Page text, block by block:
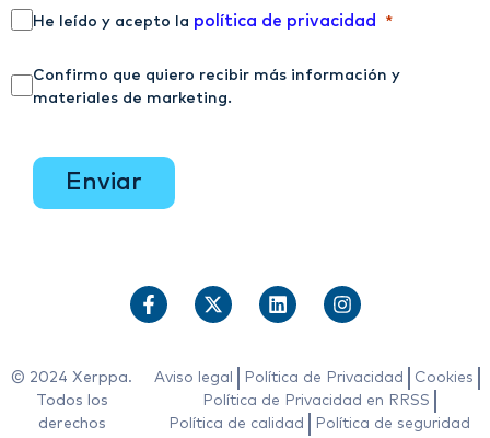
He leído y acepto la política de privacidad
Confirmo que quiero recibir más información y
materiales de marketing.
enviar
© 2024 Xerppa.
Todos los
derechos
Aviso legal Política de Privacidad
Cookies
Política de Privacidad en RRSS
Política de calidad
Política de seguridad